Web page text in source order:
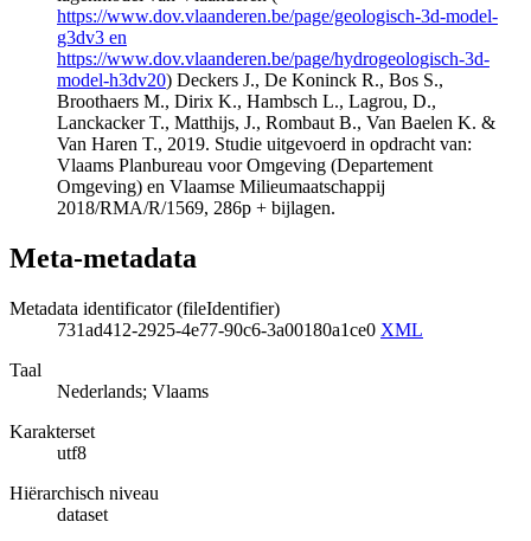
https://www.dov.vlaanderen.be/page/geologisch-3d-model-
g3dv3 en
https://www.dov.vlaanderen.be/page/hydrogeologisch-3d-
model-h3dv20) Deckers J., De Koninck R., Bos S.,
Broothaers M., Dirix K., Hambsch L., Lagrou, D.,
Lanckacker T., Matthijs, J., Rombaut B., Van Baelen K. &
Van Haren T., 2019. Studie uitgevoerd in opdracht van:
Vlaams Planbureau voor Omgeving (Departement
Omgeving) en Vlaamse Milieumaatschappij
2018/RMA/R/1569, 286p + bijlagen.
Meta-metadata
Metadata identificator (fileIdentifier)
731ad412-2925-4e77-90c6-3a00180a1ce0 XML
Taal
Nederlands; Vlaams
Karakterset
utf8
Hiërarchisch niveau
dataset